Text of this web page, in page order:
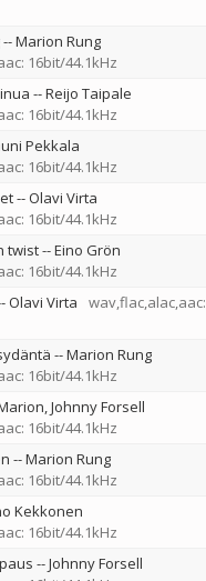
--Marion Rung
16bit/44.1kHz
--Reijo Taipale
16bit/44.1kHz
Pekkala
16bit/44.1kHz
--Olavi Virta
16bit/44.1kHz
twist--Eino Grön
16bit/44.1kHz
Olavi Virta
wav,flac,alac,aac:
--Marion Rung
16bit/44.1kHz
Johnny Forsell
16bit/44.1kHz
--Marion Rung
16bit/44.1kHz
Kekkonen
16bit/44.1kHz
--Johnny Forsell